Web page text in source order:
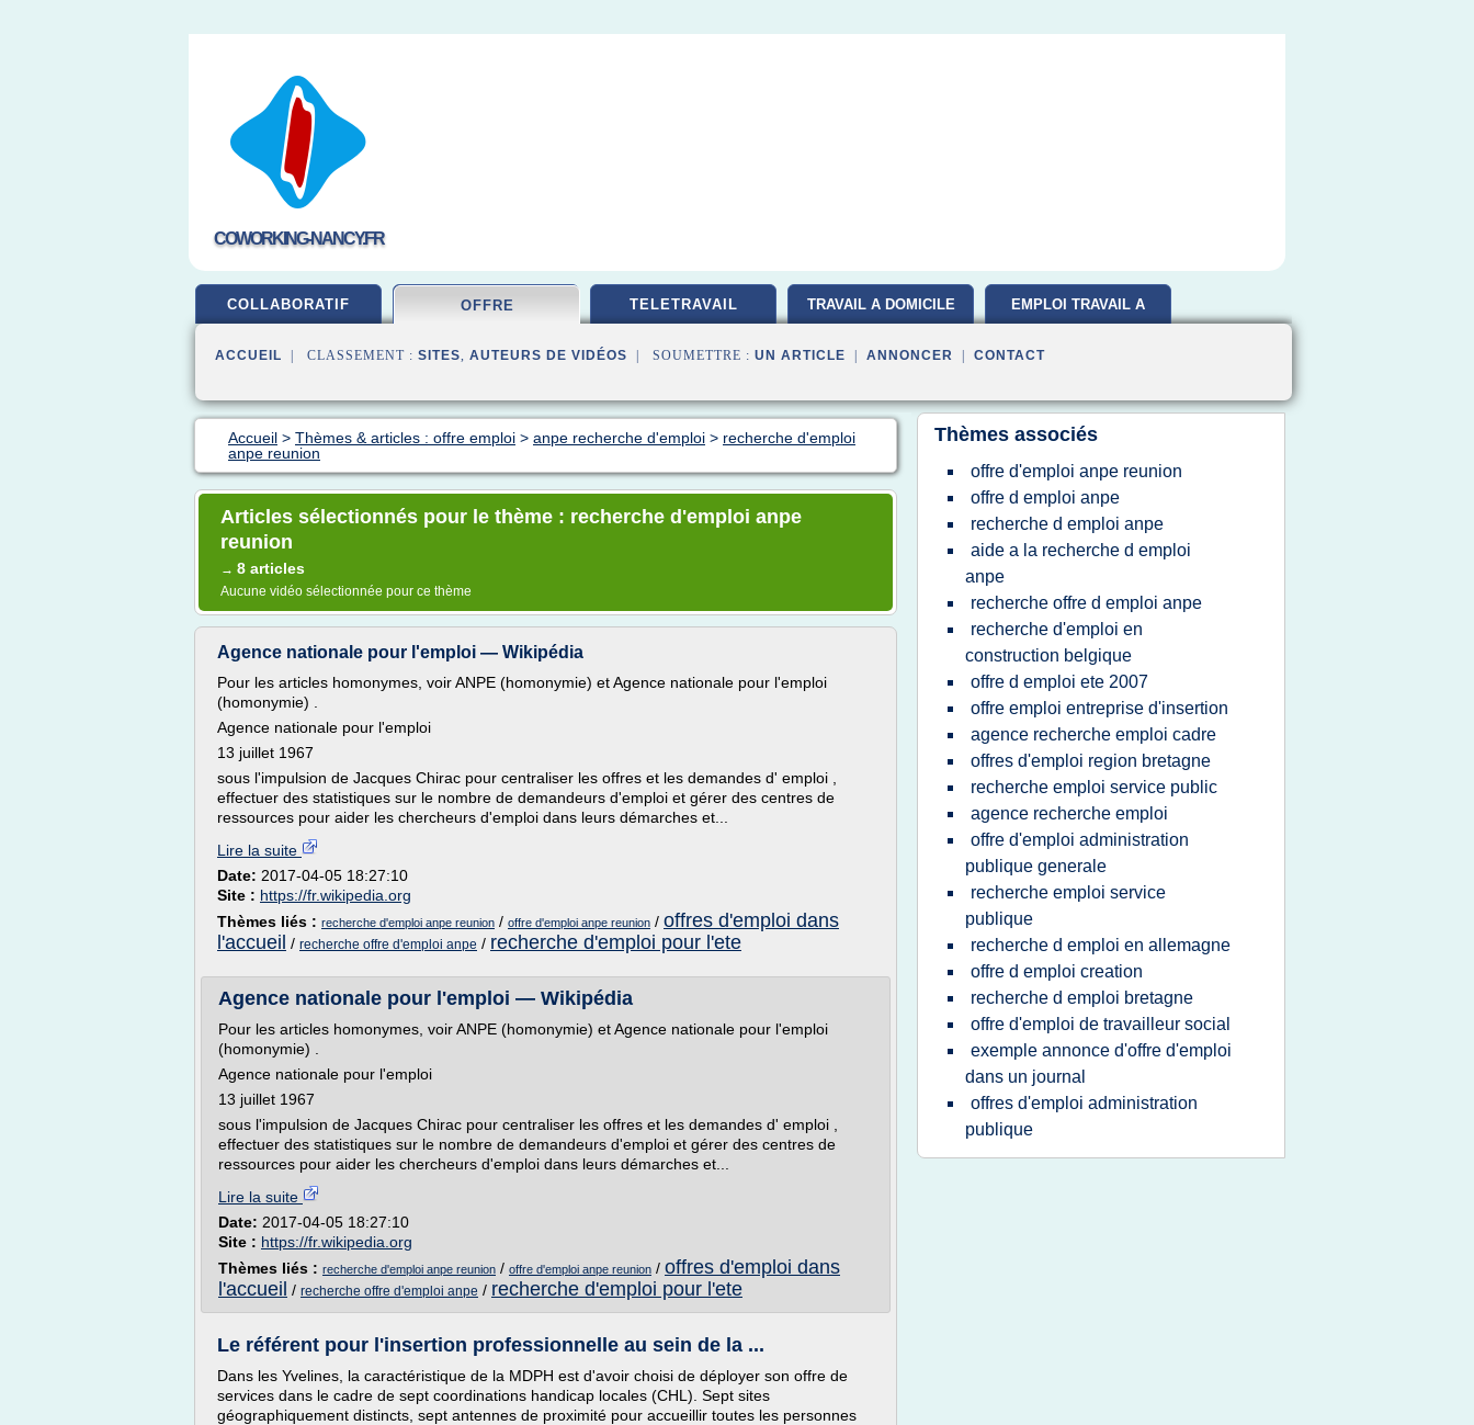
COWORKING-NANCY.FR
COLLABORATIF OFFRE TELETRAVAIL TRAVAIL A DOMICILE EMPLOI TRAVAIL A
ACCUEIL | CLASSEMENT : SITES, AUTEURS DE VIDÉOS | SOUMETTRE : UN ARTICLE ANNONCER CONTACT
Accueil > Thèmes & articles : offre emploi > anpe recherche d'emploi > recherche d'emploi
anpe reunion
Articles sélectionnés pour le thème : recherche d'emploi anpe
reunion
→ 8 articles
Aucune vidéo sélectionnée pour ce thème
Agence nationale pour l'emploi — Wikipédia
Pour les articles homonymes, voir ANPE (homonymie) et Agence nationale pour l'emploi
(homonymie) .
Agence nationale pour l'emploi
13 juillet 1967
sous l'impulsion de Jacques Chirac pour centraliser les offres et les demandes d' emploi ,
effectuer des statistiques sur le nombre de demandeurs d'emploi et gérer des centres de
ressources pour aider les chercheurs d'emploi dans leurs démarches et...
Lire la suite
Date: 2017-04-05 18:27:10
Site : https://fr.wikipedia.org
Thèmes liés : recherche d'emploi anpe reunion / offre d'emploi anpe reunion / offres d'emploi dans
l'accueil / recherche offre d'emploi anpe / recherche d'emploi pour l'ete
Agence nationale pour l'emploi — Wikipédia
Pour les articles homonymes, voir ANPE (homonymie) et Agence nationale pour l'emploi
(homonymie) .
Agence nationale pour l'emploi
13 juillet 1967
sous l'impulsion de Jacques Chirac pour centraliser les offres et les demandes d' emploi ,
effectuer des statistiques sur le nombre de demandeurs d'emploi et gérer des centres de
ressources pour aider les chercheurs d'emploi dans leurs démarches et...
Lire la suite
Date: 2017-04-05 18:27:10
Site : https://fr.wikipedia.org
Thèmes liés : recherche d'emploi anpe reunion / offre d'emploi anpe reunion / offres d'emploi dans
l'accueil / recherche offre d'emploi anpe / recherche d'emploi pour l'ete
Le référent pour l'insertion professionnelle au sein de la ...
Dans les Yvelines, la caractéristique de la MDPH est d'avoir choisi de déployer son offre de
services dans le cadre de sept coordinations handicap locales (CHL). Sept sites
géographiquement distincts, sept antennes de proximité pour accueillir toutes les personnes
Thèmes associés
offre d'emploi anpe reunion
offre d emploi anpe
recherche d emploi anpe
aide a la recherche d emploi
anpe
recherche offre d emploi anpe
recherche d'emploi en
construction belgique
offre d emploi ete 2007
offre emploi entreprise d'insertion
agence recherche emploi cadre
offres d'emploi region bretagne
recherche emploi service public
agence recherche emploi
offre d'emploi administration
publique generale
recherche emploi service
publique
recherche d emploi en allemagne
offre d emploi creation
recherche d emploi bretagne
offre d'emploi de travailleur social
exemple annonce d'offre d'emploi
dans un journal
offres d'emploi administration
publique